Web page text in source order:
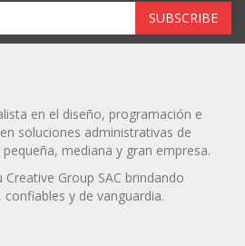
en el diseño, programación e
soluciones administrativas de
mediana y gran empresa.
Creative Group SAC brindando
y de vanguardia.